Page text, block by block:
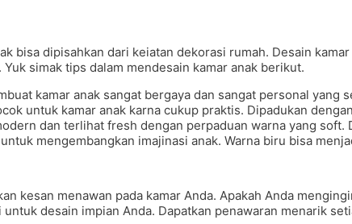
bisa dipisahkan dari keiatan dekorasi rumah. Desain
simak tips dalam mendesain kamar anak berikut.
kamar anak sangat bergaya dan sangat personal
untuk kamar anak karna cukup praktis. Dipadukan
dan terlihat fresh dengan perpaduan warna yang
mengembangkan imajinasi anak. Warna biru bisa
kesan menawan pada kamar Anda. Apakah Anda
desain impian Anda. Dapatkan penawaran menarik